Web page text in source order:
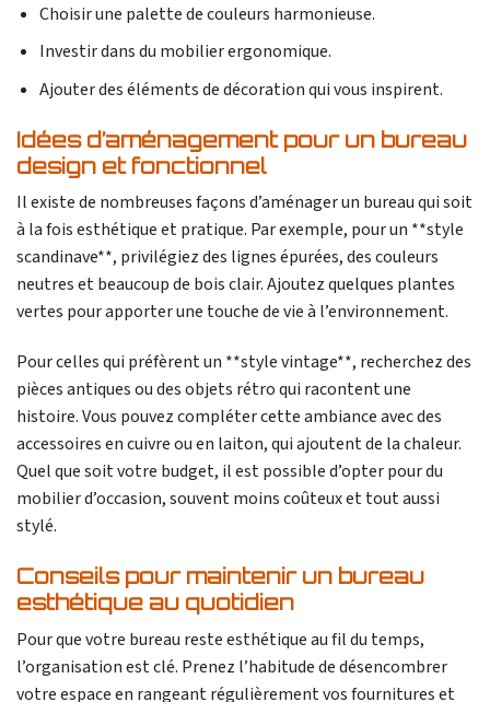
Choisir une palette de couleurs harmonieuse.
Investir dans du mobilier ergonomique.
Ajouter des éléments de décoration qui vous inspirent.
Idées d’aménagement pour un bureau
design et fonctionnel
Il existe de nombreuses façons d’aménager un bureau qui soit
à la fois esthétique et pratique. Par exemple, pour un **style
scandinave**, privilégiez des lignes épurées, des couleurs
neutres et beaucoup de bois clair. Ajoutez quelques plantes
vertes pour apporter une touche de vie à l’environnement.
Pour celles qui préfèrent un **style vintage**, recherchez des
pièces antiques ou des objets rétro qui racontent une
histoire. Vous pouvez compléter cette ambiance avec des
accessoires en cuivre ou en laiton, qui ajoutent de la chaleur.
Quel que soit votre budget, il est possible d’opter pour du
mobilier d’occasion, souvent moins coûteux et tout aussi
stylé.
Conseils pour maintenir un bureau
esthétique au quotidien
Pour que votre bureau reste esthétique au fil du temps,
l’organisation est clé. Prenez l’habitude de désencombrer
votre espace en rangeant régulièrement vos fournitures et